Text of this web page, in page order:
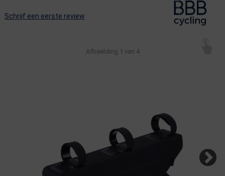
Schrijf een eerste review
Afbeelding 1 van 4